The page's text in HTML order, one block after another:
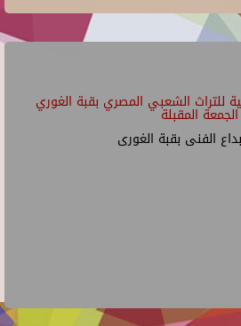
للتراث الشعبي المصري بقبة الغوري
الجمعة المقبلة
الفنى بقبة الغورى